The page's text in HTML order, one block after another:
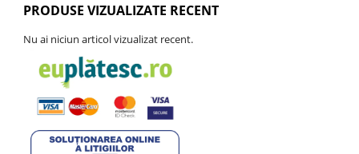
PRODUSE VIZUALIZATE RECENT
Nu ai niciun articol vizualizat recent.